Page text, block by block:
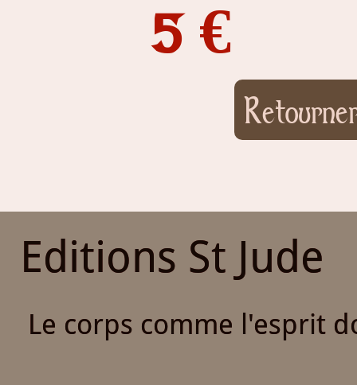
5 €
Editions St Jude
Le corps comme l'esprit